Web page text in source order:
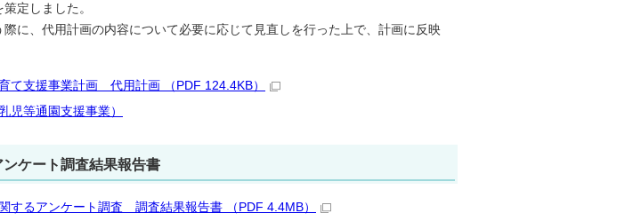
定しました。
に、代用計画の内容について必要に応じて見直しを行った上で、計画に反映
て支援事業計画 代用計画 （PDF 124.4KB）
児等通園支援事業）
ケート調査結果報告書
するアンケート調査 調査結果報告書 （PDF 4.4MB）